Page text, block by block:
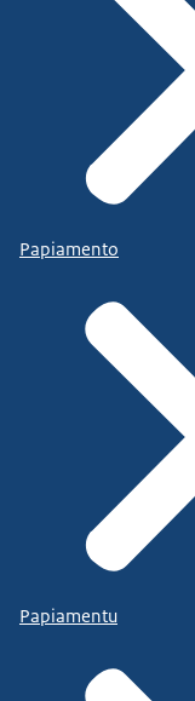
Papiamento
Papiamentu